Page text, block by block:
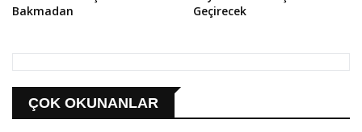
Bakmadan
Geçirecek
ÇOK OKUNANLAR